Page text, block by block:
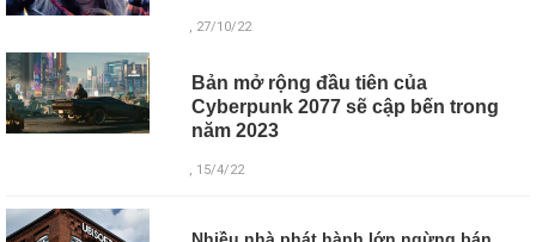
, 27/10/22
Bản mở rộng đầu tiên của
Cyberpunk 2077 sẽ cập bến trong
năm 2023
, 15/4/22
Nhiều nhà phát hành lớn ngừng bán